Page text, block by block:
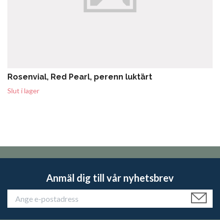
Rosenvial, Red Pearl, perenn luktärt
Slut i lager
Anmäl dig till vår nyhetsbrev